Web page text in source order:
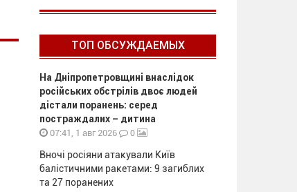
ТОП ОБСУЖДАЕМЫХ
На Дніпропетровщині внаслідок
російських обстрілів двоє людей
дістали поранень: серед
постраждалих – дитина
07:41, 1 авг 2026 0
Вночі росіяни атакували Київ
балістичними ракетами: 9 загиблих
та 27 поранених